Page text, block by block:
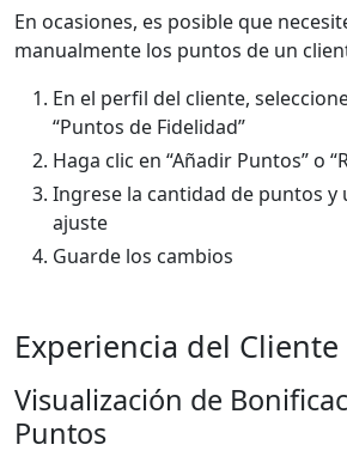
En ocasiones, es posible que
manualmente los puntos de un
En el perfil del cliente,
“Puntos de Fidelidad”
Haga clic en “Añadir Puntos” o
Ingrese la cantidad de puntos y
ajuste
Guarde los cambios
Experiencia del Cliente
Visualización de
Puntos